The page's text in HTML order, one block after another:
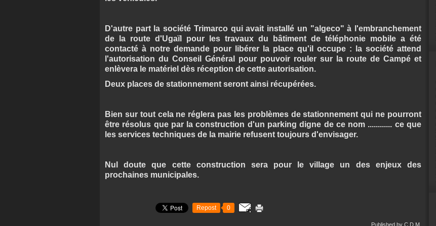
D'autre part la société Trimarco qui avait installé un "algeco" à l'embranchement
de la route d'Ugaïl pour les travaux du bâtiment de téléphonie mobile a été
contacté à notre demande pour libérer la place qu'il occupe : la société attend
l'autorisation du Conseil Général pour pouvoir rouler sur la route de Campé et
enlèvera le matériel dès réception de cette autorisation.
Deux places de stationnement seront ainsi récupérées.
Bien sur tout cela ne réglera pas les problèmes de stationnement qui ne pourront
être résolus que par la construction d'un parking digne de ce nom ............ ce que
les services techniques de la mairie refusent toujours d'envisager.
Nul doute que cette construction sera pour le village un des enjeux des
prochaines municipales.
Repost 0
Published by C.D.M.